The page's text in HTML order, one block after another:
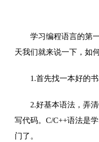
学习编程语言的第一
天我们就来说一下，如
1.首先找一本好的书
2.好基本语法，弄清
写代码。C/C++语法是
门了。